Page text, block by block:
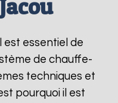
est essentiel de
de chauffe-
techniques et
pourquoi il est